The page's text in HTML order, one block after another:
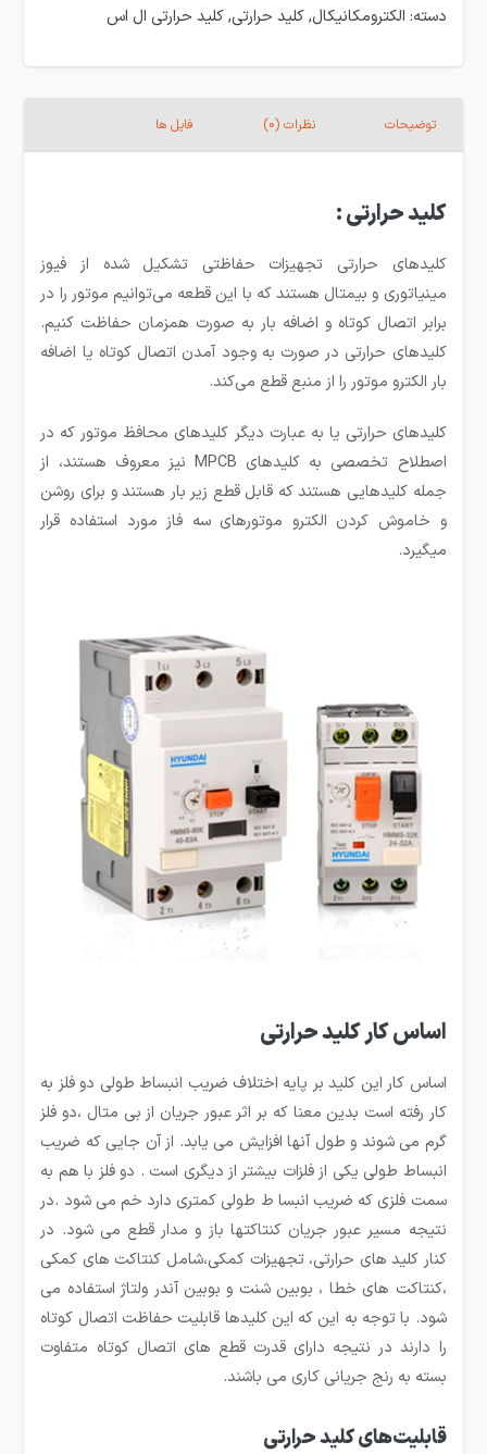
دسته: الکترومکانیکال,کلید حرارتی,کلید حرارتی ال اس
توضیحات نظرات (0) فایل ها
کلید حرارتی :
کلید‌های حرارتی تجهیزات حفاظتی تشکیل شده از فیوز
مینیاتوری و بیمتال هستند که با این قطعه می‌توانیم موتور را در
برابر اتصال کوتاه و اضافه بار به صورت همزمان حفاظت کنیم.
کلید‌های حرارتی در صورت به وجود آمدن اتصال کوتاه یا اضافه
بار الکترو موتور را از منبع قطع می‌کند.
کلید‌های حرارتی یا به عبارت دیگر کلید‌های محافظ موتور که در
اصطلاح تخصصی به کلید‌های MPCB نیز معروف هستند، از
جمله کلید‌هایی هستند که قابل قطع زیر بار هستند و برای روشن
و خاموش کردن الکترو موتور‌های سه فاز مورد استفاده قرار
میگیرد.
اساس کار کلید حرارتی
اساس کار این کلید بر پایه اختلاف ضریب انبساط طولی دو فلز به
کار رفته است بدین معنا که بر اثر عبور جریان از بی متال ،دو فلز
گرم می شوند و طول آنها افزایش می یابد. از آن جایی که ضریب
انبساط طولی یکی از فلزات بیشتر از دیگری است . دو فلز با هم به
سمت فلزی که ضریب انبسا ط طولی کمتری دارد خم می شود .در
نتیجه مسیر عبور جریان کنتاکتها باز و مدار قطع می شود. در
کنار کلید های حرارتی، تجهیزات کمکی،شامل کنتاکت های کمکی
،کنتاکت های خطا ، بوبین شنت و بوبین آندر ولتاژ استفاده می
شود. با توجه به این که این کلیدها قابلیت حفاظت اتصال کوتاه
را دارند در نتیجه دارای قدرت قطع های اتصال کوتاه متفاوت
بسته به رنج جریانی کاری می باشند.
قابلیت‌های کلید حرارتی